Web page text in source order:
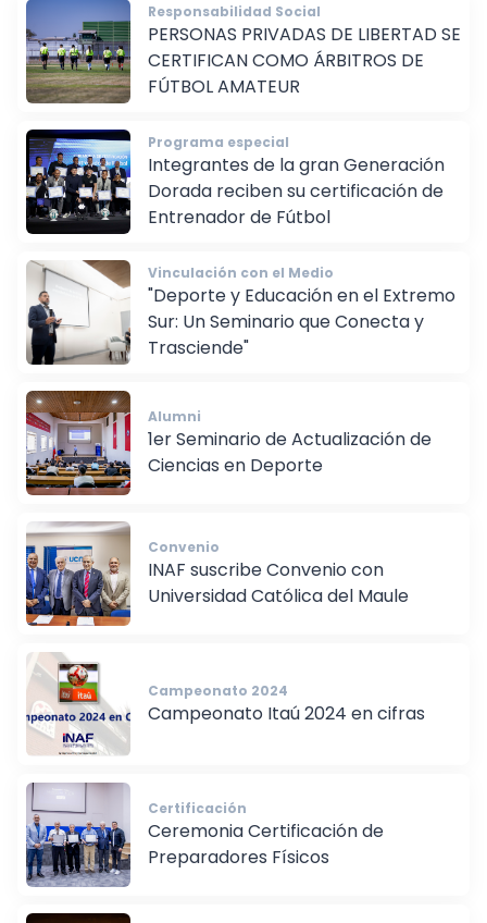
Responsabilidad Social
PERSONAS PRIVADAS DE LIBERTAD SE
CERTIFICAN COMO ÁRBITROS DE
FÚTBOL AMATEUR
Programa especial
Integrantes de la gran Generación
Dorada reciben su certificación de
Entrenador de Fútbol
Vinculación con el Medio
"Deporte y Educación en el Extremo
Sur: Un Seminario que Conecta y
Trasciende"
Alumni
1er Seminario de Actualización de
Ciencias en Deporte
Convenio
INAF suscribe Convenio con
Universidad Católica del Maule
Campeonato 2024
Campeonato Itaú 2024 en cifras
Certificación
Ceremonia Certificación de
Preparadores Físicos